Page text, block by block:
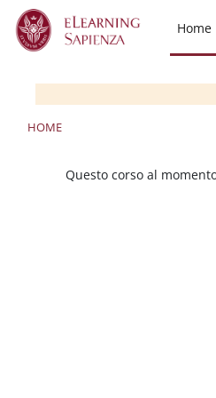
Vai al contenuto principale
Home
HOME
Questo corso al